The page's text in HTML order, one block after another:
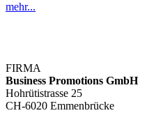
mehr...
FIRMA
Business Promotions GmbH
Hohrütistrasse 25
CH-6020 Emmenbrücke